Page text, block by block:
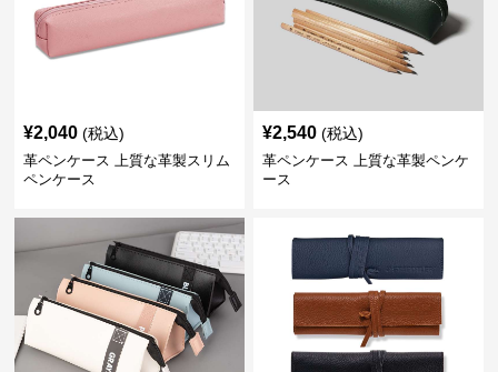
¥2,040 (税込)
革ペンケース 上質な革製スリム
ペンケース
¥2,540 (税込)
革ペンケース 上質な革製ペンケ
ース